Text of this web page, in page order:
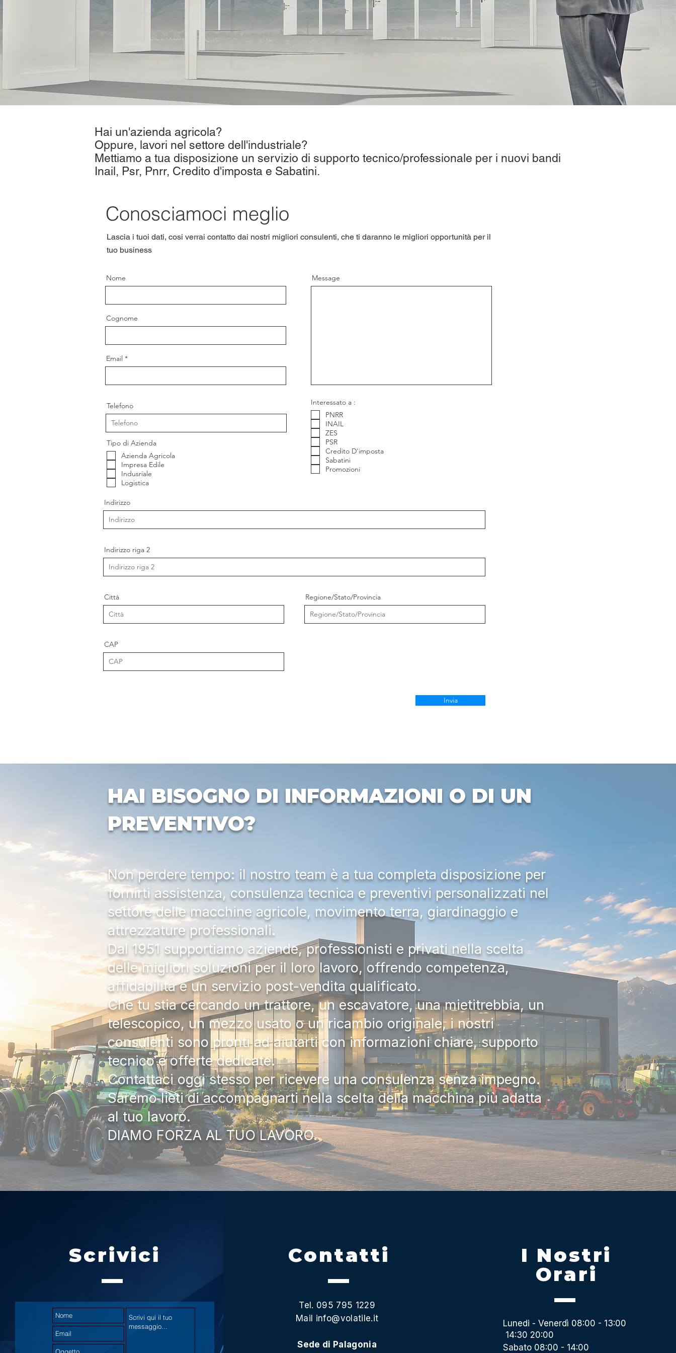
Hai un'azienda agricola?
Oppure, lavori nel settore dell'industriale?
Mettiamo a tua disposizione un servizio di supporto tecnico/professionale per i nuovi bandi
Inail, Psr, Pnrr, Credito d'imposta e Sabatini.
Conosciamoci meglio
Lascia i tuoi dati, cosi verrai contatto dai nostri migliori consulenti, che ti daranno le migliori opportunità per il
tuo business
Nome
Cognome
Email
Telefono
Tipo di Azienda
Azienda Agricola
Impresa Edile
Indusriale
Logistica
Message
Interessato a :
PNRR
INAIL
ZES
PSR
Credito D'imposta
Sabatini
Promozioni
Indirizzo
Indirizzo riga 2
Città Regione/Stato/Provincia
CAP
Invia
HAI BISOGNO DI INFORMAZIONI O DI UN
PREVENTIVO?
Non perdere tempo: il nostro team è a tua completa disposizione per
fornirti assistenza, consulenza tecnica e preventivi personalizzati nel
settore delle macchine agricole, movimento terra, giardinaggio e
attrezzature professionali.
Dal 1951 supportiamo aziende, professionisti e privati nella scelta
delle migliori soluzioni per il loro lavoro, offrendo competenza,
affidabilità e un servizio post-vendita qualificato.
Che tu stia cercando un trattore, un escavatore, una mietitrebbia, un
telescopico, un mezzo usato o un ricambio originale, i nostri
consulenti sono pronti ad aiutarti con informazioni chiare, supporto
tecnico e offerte dedicate.
Contattaci oggi stesso per ricevere una consulenza senza impegno.
Saremo lieti di accompagnarti nella scelta della macchina più adatta
al tuo lavoro.
DIAMO FORZA AL TUO LAVORO.
Scrivici Contatti
Tel. 095 795 1229
Mail info@volatile.it
Sede di Palagonia
I Nostri
Orari
Lunedi - Venerdì 08:00 - 13:00
14:30 20:00
Sabato 08:00 - 14:00